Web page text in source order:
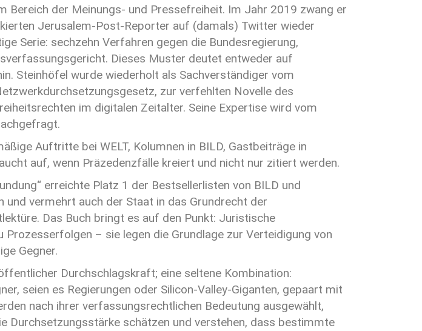
Bereich der Meinungs- und Pressefreiheit. Im Jahr 2019 zwang er
Jerusalem-Post-Reporter auf (damals) Twitter wieder
Serie: sechzehn Verfahren gegen die Bundesregierung,
Dieses Muster deutet entweder auf
Steinhöfel wurde wiederholt als Sachverständiger vom
zur verfehlten Novelle des
im digitalen Zeitalter. Seine Expertise wird vom
Auftritte bei WELT, Kolumnen in BILD, Gastbeiträge in
auf, wenn Präzedenzfälle kreiert und nicht nur zitiert werden.
erreichte Platz 1 der Bestsellerlisten von BILD und
vermehrt auch der Staat in das Grundrecht der
Das Buch bringt es auf den Punkt: Juristische
– sie legen die Grundlage zur Verteidigung von
Gegner.
Durchschlagskraft; eine seltene Kombination:
seien es Regierungen oder Silicon-Valley-Giganten, gepaart mit
nach ihrer verfassungsrechtlichen Bedeutung ausgewählt,
Durchsetzungsstärke schätzen und verstehen, dass bestimmte